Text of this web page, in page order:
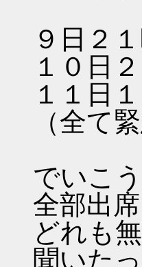
９日２
１０日
１１日
（全て
でいこ
全部出
どれも
聞いた